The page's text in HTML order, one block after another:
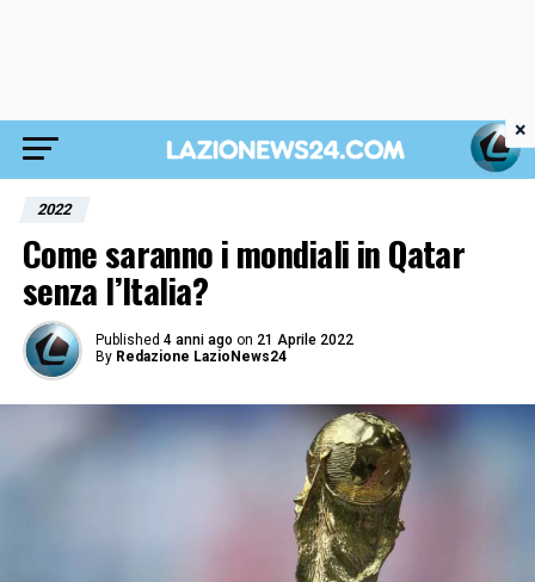
2022
Come saranno i mondiali in Qatar
senza l’Italia?
Published 4 anni ago on 21 Aprile 2022
By Redazione LazioNews24
×